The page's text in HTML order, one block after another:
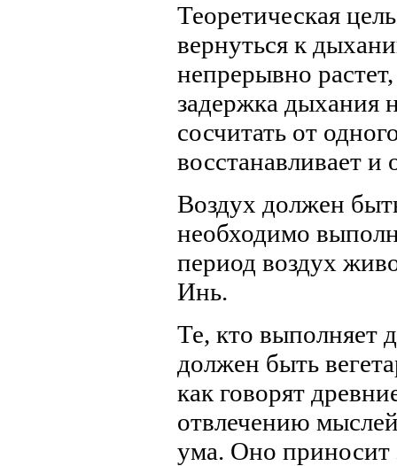
Теоретическая
вернуться к
непрерывно
задержка дыхания
сосчитать от
восстанавливает и
Воздух должен
необходимо
период воздух
Инь.
Те, кто выполняет
должен быть
как говорят
отвлечению
ума. Оно приносит